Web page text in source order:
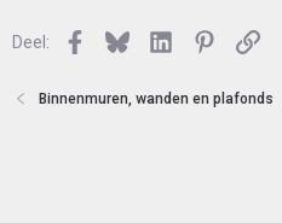
Deel: Facebook
BlueskyLinkedInPinterest
Link
Binnenmuren, wanden en plafonds